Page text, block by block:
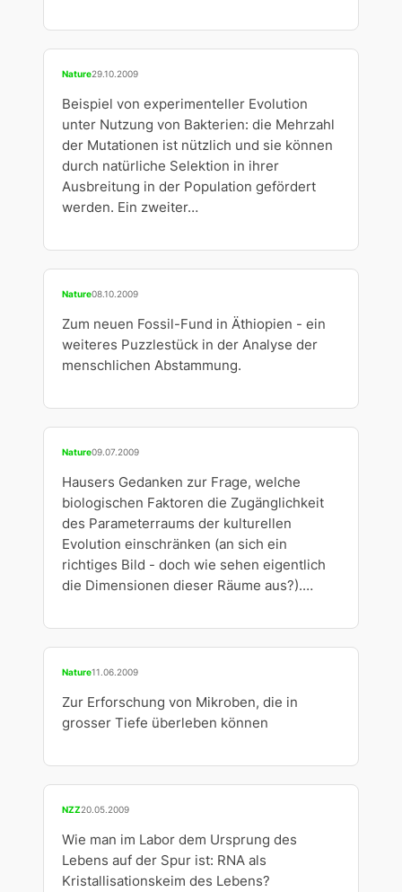
Nature29.10.2009
Beispiel von experimenteller Evolution
unter Nutzung von Bakterien: die Mehrzahl
der Mutationen ist nützlich und sie können
durch natürliche Selektion in ihrer
Ausbreitung in der Population gefördert
werden. Ein zweiter…
Nature08.10.2009
Zum neuen Fossil-Fund in Äthiopien - ein
weiteres Puzzlestück in der Analyse der
menschlichen Abstammung.
Nature09.07.2009
Hausers Gedanken zur Frage, welche
biologischen Faktoren die Zugänglichkeit
des Parameterraums der kulturellen
Evolution einschränken (an sich ein
richtiges Bild - doch wie sehen eigentlich
die Dimensionen dieser Räume aus?).…
Nature11.06.2009
Zur Erforschung von Mikroben, die in
grosser Tiefe überleben können
NZZ20.05.2009
Wie man im Labor dem Ursprung des
Lebens auf der Spur ist: RNA als
Kristallisationskeim des Lebens?